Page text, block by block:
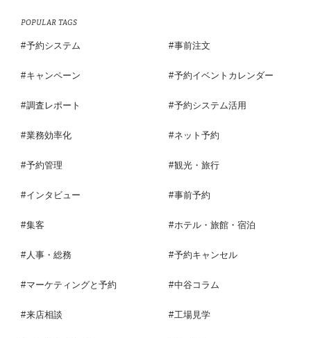
POPULAR TAGS
予約システム 事前注文
キャンペーン 予約イベントカレンダー
調査レポート 予約システム活用
業務効率化 ネット予約
予約管理 観光・旅行
インタビュー 事前予約
集客 ホテル・旅館・宿泊
人事・総務 予約キャンセル
マーケティングと予約 中谷コラム
来店相談 工場見学